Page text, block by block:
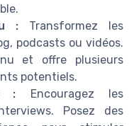
: Transformez les
podcasts ou vidéos.
et offre plusieurs
potentiels.
: Encouragez les
Posez des